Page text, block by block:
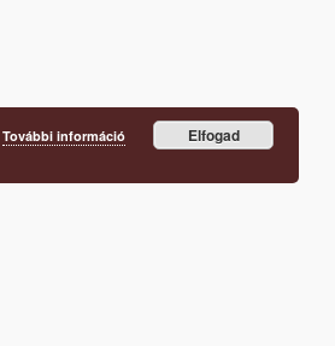
További információ Elfogad